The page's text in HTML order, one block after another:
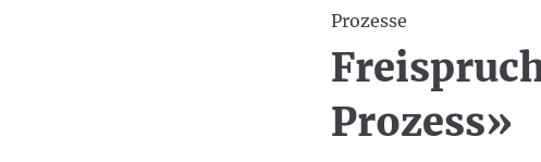
Prozesse
Prozess»